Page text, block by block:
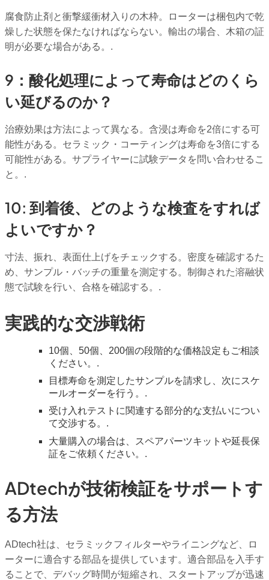
腐食防止剤と衝撃緩衝材入りの木枠。ローターは梱包内で乾
燥した状態を保たなければならない。輸出の場合、木箱の証
明が必要な場合がある。.
9：酸化処理によって寿命はどのくら
い延びるのか？
治療効果は方法によって異なる。含浸は寿命を2倍にする可
能性がある。セラミック・コーティングは寿命を3倍にする
可能性がある。サプライヤーに試験データを問い合わせるこ
と。.
10: 到着後、どのような検査をすれば
よいですか？
寸法、振れ、表面仕上げをチェックする。密度を確認するた
め、サンプル・バッチの重量を測定する。制御された溶融状
態で試験を行い、合格を確認する。.
実践的な交渉戦術
10個、50個、200個の段階的な価格設定もご相談
ください。.
目標寿命を測定したサンプルを請求し、次にスケ
ールオーダーを行う。.
受け入れテストに関連する部分的な支払いについ
て交渉する。.
大量購入の場合は、スペアパーツキットや延長保
証をご依頼ください。.
ADtechが技術検証をサポートす
る方法
ADtech社は、セラミックフィルターやライニングなど、ロ
ーターに適合する部品を提供しています。適合部品を入手す
ることで、デバッグ時間が短縮され、スタートアップが迅速